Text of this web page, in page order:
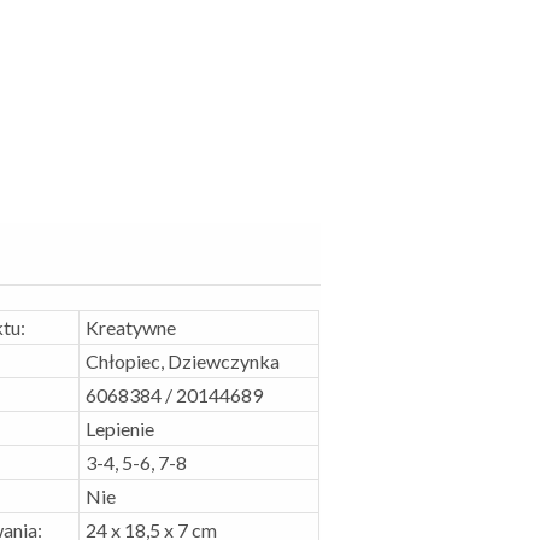
Kreatywne
Chłopiec, Dziewczynka
6068384 / 20144689
Lepienie
3-4, 5-6, 7-8
Nie
24 x 18,5 x 7 cm